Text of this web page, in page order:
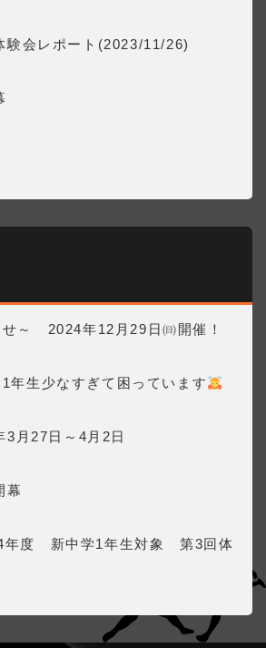
験会レポート(2023/11/26)
せ～ 2024年12月29日㈰開催！
年生少なすぎて困っています
3月27日～4月2日
幕
年度 新中学1年生対象 第3回体